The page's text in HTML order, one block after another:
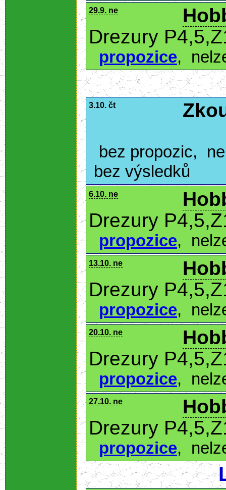
29.9. ne
Drezury
propozice,
3.10. čt
bez propozic,
bez výsledků
6.10. ne
Drezury
propozice,
13.10. ne
Drezury
propozice,
20.10. ne
Drezury
propozice,
27.10. ne
Drezury
propozice,